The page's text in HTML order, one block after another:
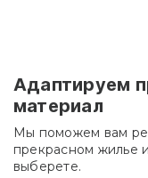
Адаптируем
материал
Мы поможем вам
прекрасном жилье
выберете.